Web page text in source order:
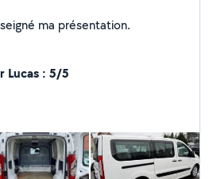
Je n'ai pas encore renseigné ma présentation.
Lucas : 5/5